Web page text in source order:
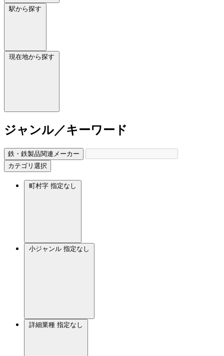
駅から探す
現在地から探す
ジャンル／キーワード
鉄・鉄製品関連メーカー
カテゴリ選択
町村字 指定なし
小ジャンル 指定なし
詳細業種 指定なし